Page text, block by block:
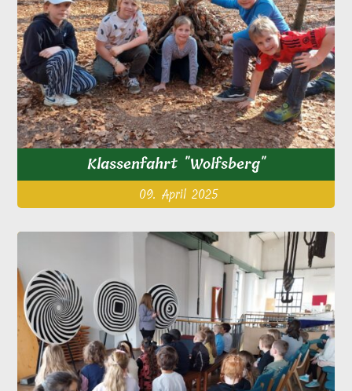
Klassenfahrt "Wolfsberg"
09. April 2025